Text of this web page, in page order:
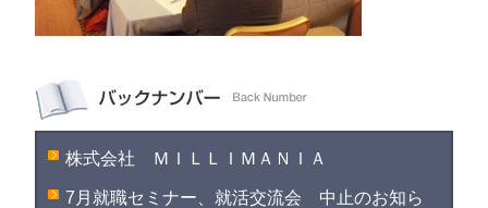
株式会社 ＭＩＬＬＩＭＡＮＩＡ
7月就職セミナー、就活交流会 中止のお知ら